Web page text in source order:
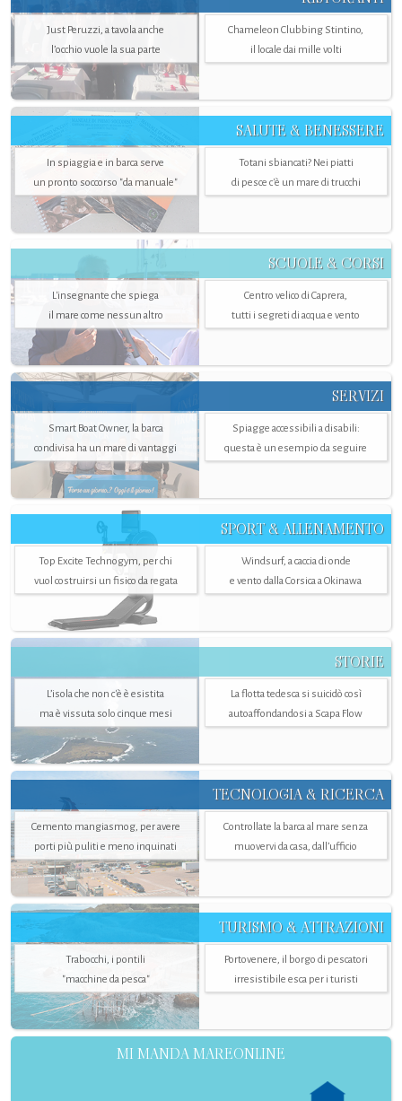
Just Peruzzi, a tavola anche
l’occhio vuole la sua parte
Chameleon Clubbing Stintino,
il locale dai mille volti
SALUTE & BENESSERE
In spiaggia e in barca serve
un pronto soccorso "da manuale"
Totani sbiancati? Nei piatti
di pesce c'è un mare di trucchi
SCUOLE & CORSI
L'insegnante che spiega
il mare come nessun altro
Centro velico di Caprera,
tutti i segreti di acqua e vento
SERVIZI
Smart Boat Owner, la barca
condivisa ha un mare di vantaggi
Spiagge accessibili a disabili:
questa è un esempio da seguire
SPORT & ALLENAMENTO
Top Excite Technogym, per chi
vuol costruirsi un fisico da regata
Windsurf, a caccia di onde
e vento dalla Corsica a Okinawa
STORIE
L’isola che non c'è è esistita
ma è vissuta solo cinque mesi
La flotta tedesca si suicidò così
autoaffondandosi a Scapa Flow
TECNOLOGIA & RICERCA
Cemento mangiasmog, per avere
porti più puliti e meno inquinati
Controllate la barca al mare senza
muovervi da casa, dall’ufficio
TURISMO & ATTRAZIONI
Trabocchi, i pontili
"macchine da pesca"
Portovenere, il borgo di pescatori
irresistibile esca per i turisti
MI MANDA MAREONLINE